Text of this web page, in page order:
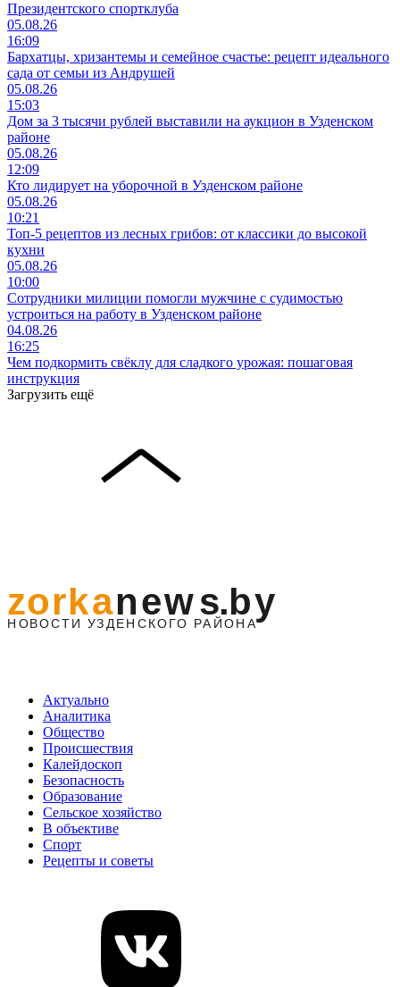
Президентского спортклуба
05.08.26
16:09
Бархатцы, хризантемы и семейное счастье: рецепт идеального
сада от семьи из Андрушей
05.08.26
15:03
Дом за 3 тысячи рублей выставили на аукцион в Узденском
районе
05.08.26
12:09
Кто лидирует на уборочной в Узденском районе
05.08.26
10:21
Топ-5 рецептов из лесных грибов: от классики до высокой
кухни
05.08.26
10:00
Сотрудники милиции помогли мужчине с судимостью
устроиться на работу в Узденском районе
04.08.26
16:25
Чем подкормить свёклу для сладкого урожая: пошаговая
инструкция
Загрузить ещё
Актуально
Аналитика
Общество
Происшествия
Калейдоскоп
Безопасность
Образование
Сельское хозяйство
В объективе
Спорт
Рецепты и советы